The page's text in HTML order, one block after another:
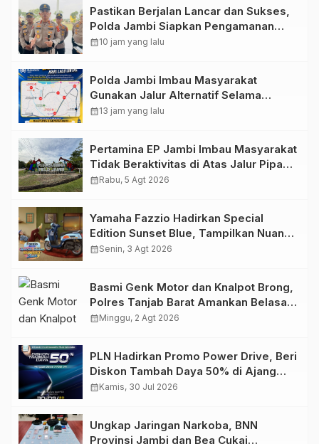
Pastikan Berjalan Lancar dan Sukses,
Polda Jambi Siapkan Pengamanan
Berlapis untuk 8.750 Pelari, 1.848
calendar_month10 jam yang lalu
Polda Jambi Imbau Masyarakat
Gunakan Jalur Alternatif Selama
Pelaksanaan Presisi Merdeka Run
calendar_month13 jam yang lalu
Pertamina EP Jambi Imbau Masyarakat
Tidak Beraktivitas di Atas Jalur Pipa
Migas Demi Keselamatan Bersama
calendar_monthRabu, 5 Agt 2026
Yamaha Fazzio Hadirkan Special
Edition Sunset Blue, Tampilkan Nuansa
Retro Summer yang Semakin Skena
calendar_monthSenin, 3 Agt 2026
Basmi Genk Motor dan Knalpot Brong,
Polres Tanjab Barat Amankan Belasan
Kendaraan
calendar_monthMinggu, 2 Agt 2026
PLN Hadirkan Promo Power Drive, Beri
Diskon Tambah Daya 50% di Ajang
GIIAS 2026
calendar_monthKamis, 30 Jul 2026
Ungkap Jaringan Narkoba, BNN
Provinsi Jambi dan Bea Cukai